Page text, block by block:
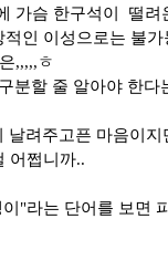
가슴 한구석이 떨려
인 이성으로는 불
,,,,,ㅎ
분할 줄 알아야 한다
려주고픈 마음이
어쩝니까..
"라는 단어를 보면